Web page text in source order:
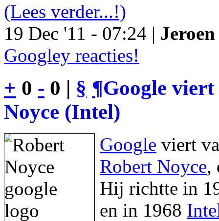
(Lees verder...!)
19 Dec '11 - 07:24 |
Googley reacties!
+ 0 - 0 | § ¶Google
Noyce (Intel)
Google viert
Robert Noyce,
Hij richtte in
en in 1968